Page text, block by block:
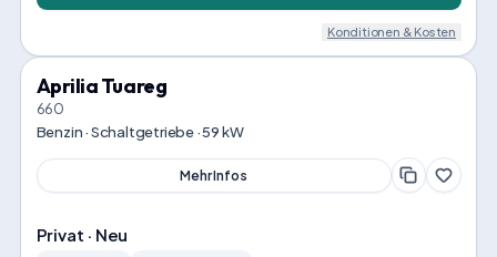
Konditionen & Kosten
Aprilia Tuareg
660
Benzin · Schaltgetriebe · 59 kW
Mehr Infos
Privat · Neu